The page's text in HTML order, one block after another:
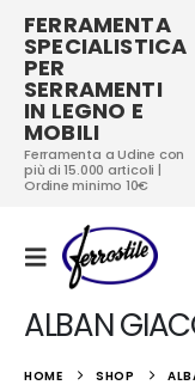
FERRAMENTA
SPECIALISTICA
PER
SERRAMENTI
IN LEGNO E
MOBILI
Ferramenta a Udine con
più di 15.000 articoli |
Ordine minimo 10€
ALBAN
HOME SHOP